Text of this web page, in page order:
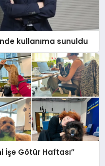
kullanıma sunuldu
İşe Götür Haftası”